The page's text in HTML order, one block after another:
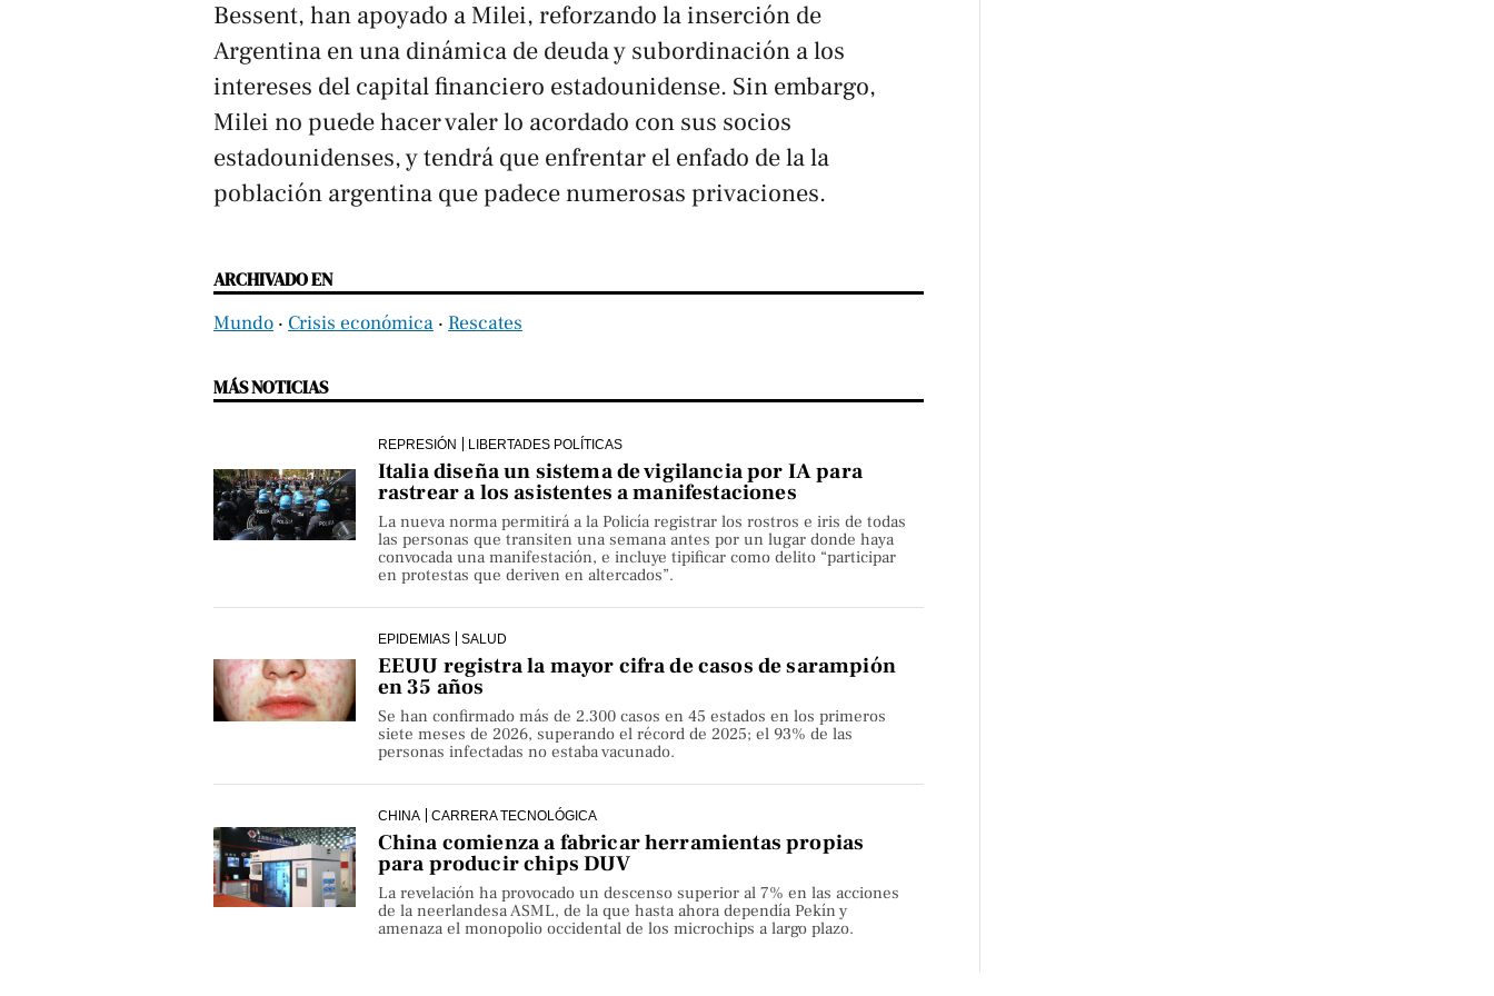
Bessent, han apoyado a Milei, reforzando la inserción de
Argentina en una dinámica de deuda y subordinación a los
intereses del capital financiero estadounidense. Sin embargo,
Milei no puede hacer valer lo acordado con sus socios
estadounidenses, y tendrá que enfrentar el enfado de la la
población argentina que padece numerosas privaciones.
ARCHIVADO EN
Mundo ‧ Crisis económica ‧ Rescates
MÁS NOTICIAS
REPRESIÓN LIBERTADES POLÍTICAS
Italia diseña un sistema de vigilancia por IA para
rastrear a los asistentes a manifestaciones
La nueva norma permitirá a la Policía registrar los rostros e iris de todas
las personas que transiten una semana antes por un lugar donde haya
convocada una manifestación, e incluye tipificar como delito “participar
en protestas que deriven en altercados”.
EPIDEMIAS SALUD
EEUU registra la mayor cifra de casos de sarampión
en 35 años
Se han confirmado más de 2.300 casos en 45 estados en los primeros
siete meses de 2026, superando el récord de 2025; el 93% de las
personas infectadas no estaba vacunado.
CHINA CARRERA TECNOLÓGICA
China comienza a fabricar herramientas propias
para producir chips DUV
La revelación ha provocado un descenso superior al 7% en las acciones
de la neerlandesa ASML, de la que hasta ahora dependía Pekín y
amenaza el monopolio occidental de los microchips a largo plazo.